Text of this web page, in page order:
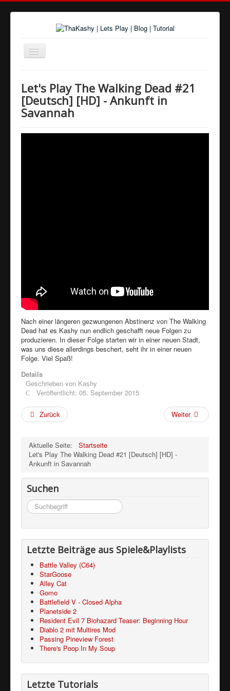
Navigation
an/aus
Über uns
Spiele und Playlists
Let's Play The Walking Dead #21
[Deutsch] [HD] - Ankunft in
Savannah
Nach einer längeren gezwungenen Abstinenz von The Walking
Dead hat es Kashy nun endlich geschafft neue Folgen zu
produzieren. In dieser Folge starten wir in einer neuen Stadt,
was uns diese allerdings beschert, seht ihr in einer neuen
Folge. Viel Spaß!
Details
Geschrieben von Kashy
Veröffentlicht: 05. September 2015
Zurück Weiter
Aktuelle Seite:
Startseite
Let's Play The Walking Dead #21 [Deutsch] [HD] -
Ankunft in Savannah
Suchen
Suchen
...
Letzte Beiträge aus Spiele&Playlists
Battle Valley (C64)
StarGoose
Alley Cat
Gomo
Battlefield V - Closed Alpha
Planetside 2
Resident Evil 7 Biohazard Teaser: Beginning Hour
Diablo 2 mit Multires Mod
Passing Pineview Forest
There's Poop In My Soup
Letzte Tutorials